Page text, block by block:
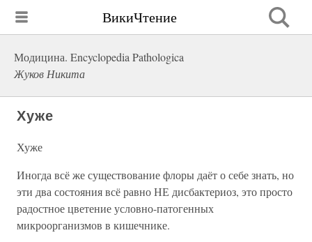
ВикиЧтение
Модицина. Encyclopedia Pathologica
Жуков Никита
Хуже
Хуже
Иногда всё же существование флоры даёт о себе знать, но
эти два состояния всё равно НЕ дисбактериоз, это просто
радостное цветение условно-патогенных
микроорганизмов в кишечнике.